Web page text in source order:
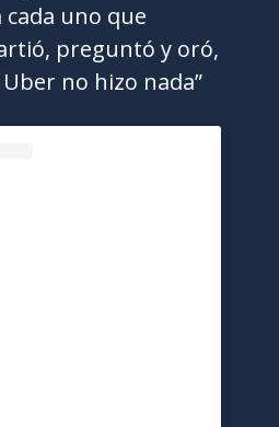
cada uno que
preguntó y oró,
no hizo nada”